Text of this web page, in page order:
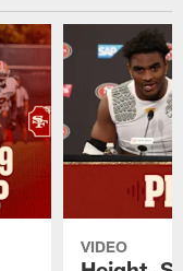
VIDEO